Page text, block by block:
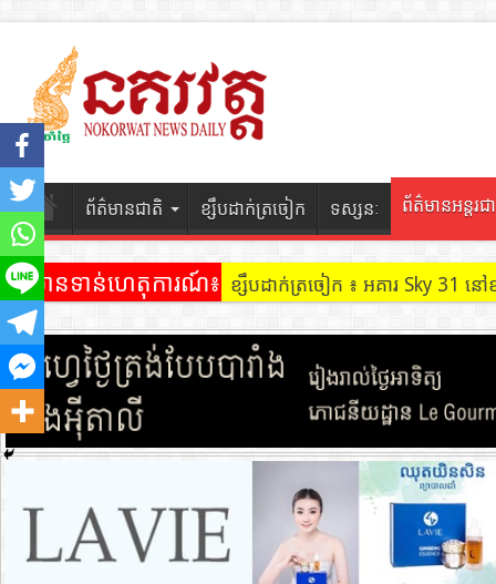
ព័ត៌មានជាតិ ខ្សឹបដាក់ត្រចៀក ទស្សនៈ ព័ត៌មានអន្តរជ
ព័ត៌មានទាន់ហេតុការណ៍៖ ខ្សឹបដាក់ត្រចៀក ៖ អគារ Sky 31